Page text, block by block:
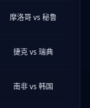
摩洛哥 vs 秘鲁
捷克 vs 瑞典
南非 vs 韩国